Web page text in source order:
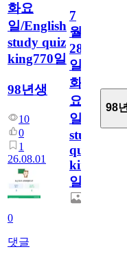
화요
일/English
study quiz
king770일
98년생
10
0
1
26.08.01
0
댓글
7
월
28
일
화
요
일/English
study
quiz
king770
일
98